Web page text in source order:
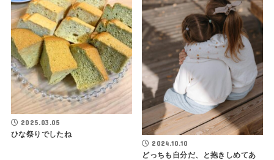
2025.03.05
ひな祭りでしたね
2024.10.10
どっちも自分だ、と抱きしめてあ